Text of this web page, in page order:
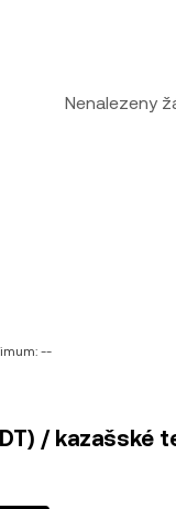
Nenalezeny
--
/ kazašské